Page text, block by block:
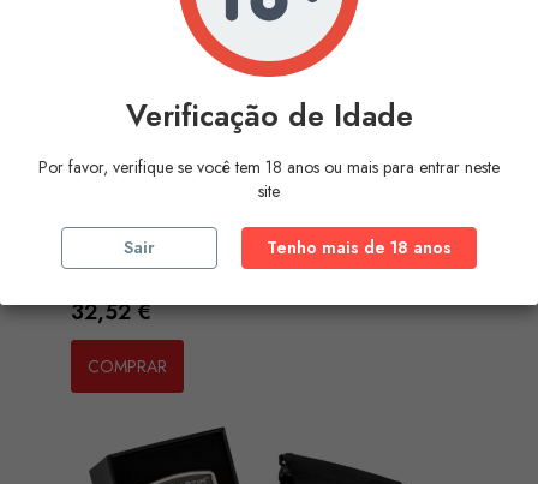
BAILE - ROMANTIC WAVE...
Preço
32,52 €
COMPRAR
Verificação de Idade
Por favor, verifique se você tem 18 anos ou mais para entrar neste
site
Sair Tenho mais de 18 anos